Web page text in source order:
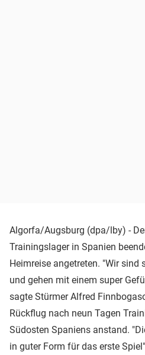
Algorfa/Augsburg (dpa/lby) -
Trainingslager in Spanien
Heimreise angetreten. "Wir sind
und gehen mit einem super
sagte Stürmer Alfred
Rückflug nach neun Tagen
Südosten Spaniens anstand.
in guter Form für das erste